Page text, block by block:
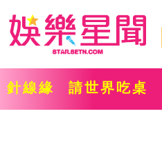
針線緣 請世界吃桌